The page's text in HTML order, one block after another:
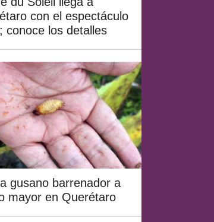
con el espectáculo
conoce los detalles
gusano barrenador a
mayor en Querétaro